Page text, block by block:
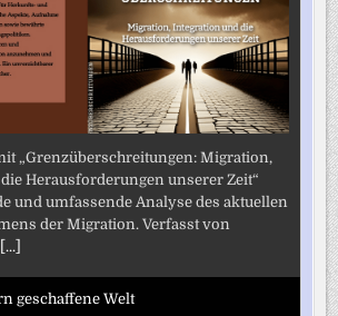
„Grenzüberschreitungen: Migration,
Herausforderungen unserer Zeit“
und umfassende Analyse des aktuellen
der Migration. Verfasst von
[...]
geschaffene Welt